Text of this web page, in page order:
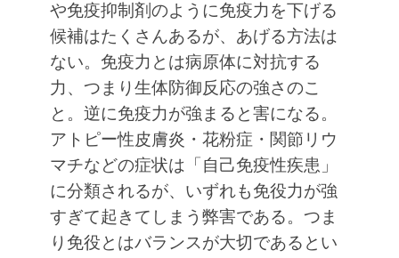
や免疫抑制剤のように免疫力を下げる
候補はたくさんあるが、あげる方法は
ない。免疫力とは病原体に対抗する
力、つまり生体防御反応の強さのこ
と。逆に免疫力が強まると害になる。
アトピー性皮膚炎・花粉症・関節リウ
マチなどの症状は「自己免疫性疾患」
に分類されるが、いずれも免役力が強
すぎて起きてしまう弊害である。つま
り免役とはバランスが大切であるとい